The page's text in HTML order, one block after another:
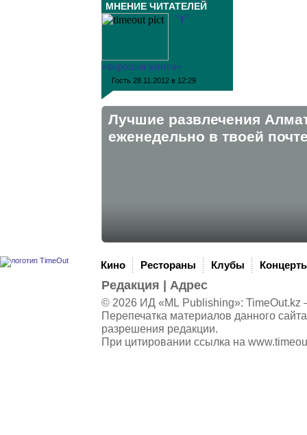
МНЕНИЕ ЧИТАТЕЛЕЙ
"t"
«хорошая книга»
Гость 28.11.2012 в 12:29
Лучшие развлечения
eженедельно в твоей
Кино Рестораны Клубы
Редакция Адрес
© 2026 ИД «ML Publishing»: TimeOut.kz
Перепечатка материалов данного
разрешения редакции.
При цитировании ссылка на